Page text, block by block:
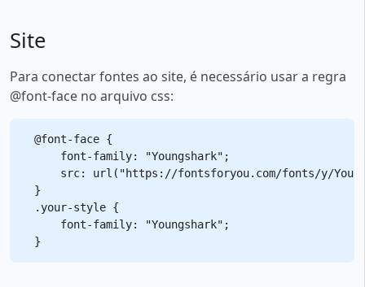
Site
Para conectar fontes ao site, é necessário usar a regra
@font-face no arquivo css:
@font-face {
    font-family: "Youngshark";
src: url("https://fontsforyou.com/fonts/y/
}
.your-style {
    font-family: "Youngshark";